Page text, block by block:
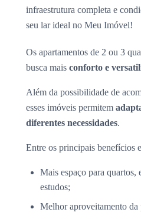
infraestrutura completa e
seu lar ideal no Meu Imóvel!
Os apartamentos de 2 ou 3
busca mais conforto e
Além da possibilidade de
esses imóveis permitem
diferentes necessidades.
Entre os principais benefícios
Mais espaço para quartos,
estudos;
Melhor aproveitamento